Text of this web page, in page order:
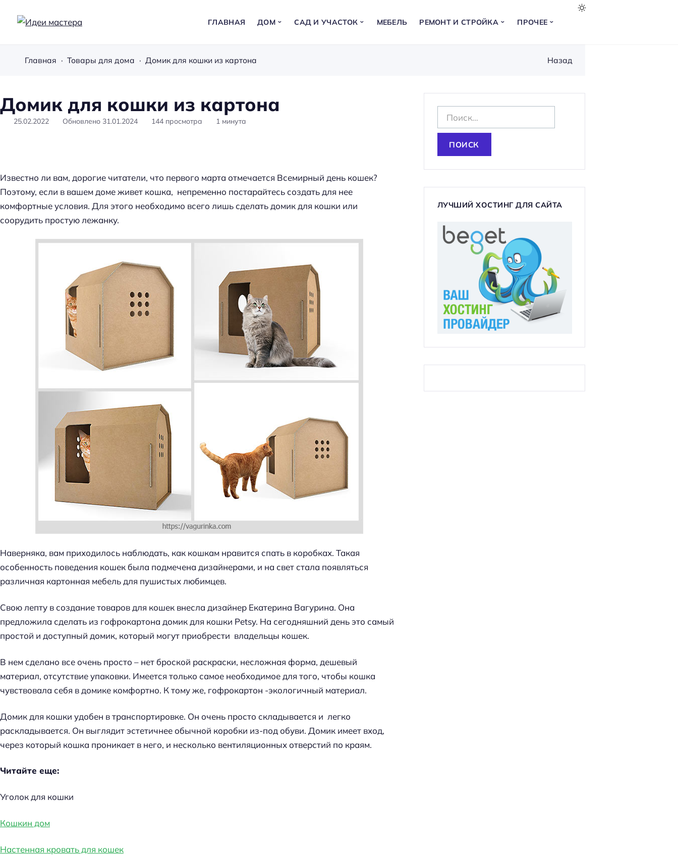
а
с
а
ГЛАВНАЯ ДОМ САД И УЧАСТОК МЕБЕЛЬ РЕМОНТ И СТРОЙКА ПРОЧЕЕ
Главная Товары для дома Домик для кошки из картона Назад
Домик для кошки из картона
25.02.2022 Обновлено 31.01.2024 144 просмотра 1 минута
Известно ли вам, дорогие читатели, что первого марта отмечается Всемирный день кошек?
Поэтому, если в вашем доме живет кошка, непременно постарайтесь создать для нее
комфортные условия. Для этого необходимо всего лишь сделать домик для кошки или
соорудить простую лежанку.
Наверняка, вам приходилось наблюдать, как кошкам нравится спать в коробках. Такая
особенность поведения кошек была подмечена дизайнерами, и на свет стала появляться
различная картонная мебель для пушистых любимцев.
Свою лепту в создание товаров для кошек внесла дизайнер Екатерина Вагурина. Она
предложила сделать из гофрокартона домик для кошки Petsy. На сегодняшний день это самый
простой и доступный домик, который могут приобрести владельцы кошек.
В нем сделано все очень просто – нет броской раскраски, несложная форма, дешевый
материал, отсутствие упаковки. Имеется только самое необходимое для того, чтобы кошка
чувствовала себя в домике комфортно. К тому же, гофрокартон -экологичный материал.
Домик для кошки удобен в транспортировке. Он очень просто складывается и легко
раскладывается. Он выглядит эстетичнее обычной коробки из-под обуви. Домик имеет вход,
через который кошка проникает в него, и несколько вентиляционных отверстий по краям.
Читайте еще:
Уголок для кошки
Кошкин дом
Настенная кровать для кошек
а
т
и
ЛУЧШИЙ ХОСТИНГ ДЛЯ САЙТА